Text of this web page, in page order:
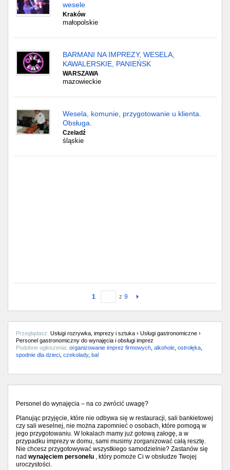
wesele
Kraków
małopolskie
BARMANI NA IMPREZY, WESELA,
KAWALERSKIE, PANIEŃSK
WARSZAWA
mazowieckie
Wesela, komunie, przygotowanie u klienta.
Obsługa.
Czeladź
śląskie
1 z 9
Przeglądasz: Usługi rozrywka, imprezy i sztuka › Usługi gastronomiczne ›
Personel gastronomiczny do wynajęcia i obsługi imprez
Podobne ogłoszenia: organizowanie imprez firmowych alkohole ostrołęka
spodnie dla dzieci czekolady, bal
Personel do wynajęcia – na co zwrócić uwagę?
Planując przyjęcie, które nie odbywa się w restauracji, sali bankietowej
czy sali weselnej, nie można zapomnieć o osobach, które pomogą w
jego przygotowaniu. W lokalach mamy już gotową załogę, a w
przypadku imprezy w domu, sami musimy zorganizować całą resztę.
Nie chcesz przygotowywać wszystkiego samodzielnie? Zastanów się
nad wynajęciem personelu , który pomoże Ci w obsłudze Twojej
uroczystości.